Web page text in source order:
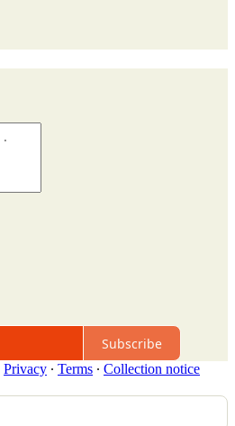
Subscribe
Privacy ∙ Terms ∙ Collection notice